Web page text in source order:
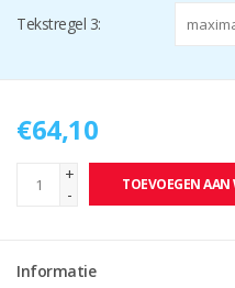
Tekstregel 3:
€64,10
+
-
TOEVOEGEN
Informatie